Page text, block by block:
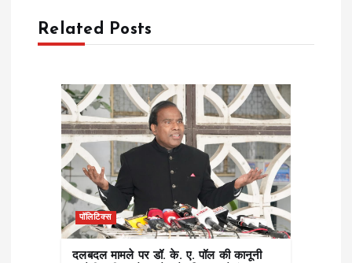
a
v
Related Posts
पॉलिटिक्स
दलबदल मामले पर डॉ. के. ए. पॉल की कानूनी